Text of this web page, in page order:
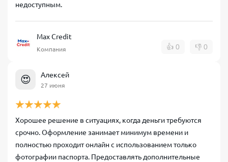
недоступным.
Max Credit
Компания 👍 0 👎 0
😍 Алексей
27 июня
Хорошее решение в ситуациях, когда деньги требуются
срочно. Оформление занимает минимум времени и
полностью проходит онлайн с использованием только
фотографии паспорта. Предоставлять дополнительные